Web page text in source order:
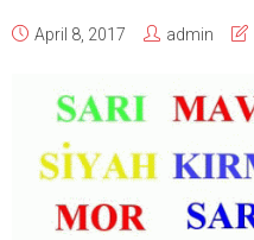
April 8, 2017 admin